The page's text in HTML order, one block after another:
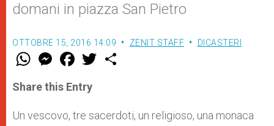
domani in piazza San Pietro
OTTOBRE 15, 2016 14:09 ZENIT STAFF DICASTERI
W
t
s
p
p
M
e
s
e
g
e
F
a
e
b
o
k
w
r
Share this Entry
Un vescovo, tre sacerdoti, un religioso, una monaca